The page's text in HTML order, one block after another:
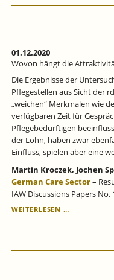
STÄRKSTEN
PERSONEN
(EHAP)
01.12.2020
Wovon hängt die
Die Ergebnisse der
Pflegestellen aus Sicht der
„weichen“ Merkmalen wie
verfügbaren Zeit für
Pflegebedürftigen
der Lohn, haben zwar
Einfluss, spielen aber eine
Martin Kroczek, Jochen
German Care Sector–
IAW Discussions Papers No.
WEITERLESEN …WOVON
VON